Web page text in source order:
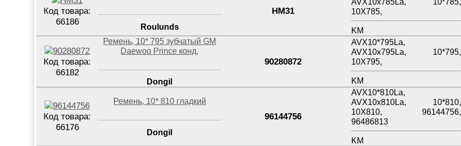
Код товара:
66186
Roulunds
HM31
10X785,
KM
Код товара:
66182
Ремень, 10* 795 зубчатый GM
Daewoo Prince конд,
Dongil
90280872
AVX10*795La,
AVX10x795La, 10*795,
10X795,
KM
Код товара:
66176
Ремень, 10* 810 гладкий
Dongil
96144756
AVX10*810La,
AVX10x810La, 10*810,
10X810, 96144756,
96486813
KM